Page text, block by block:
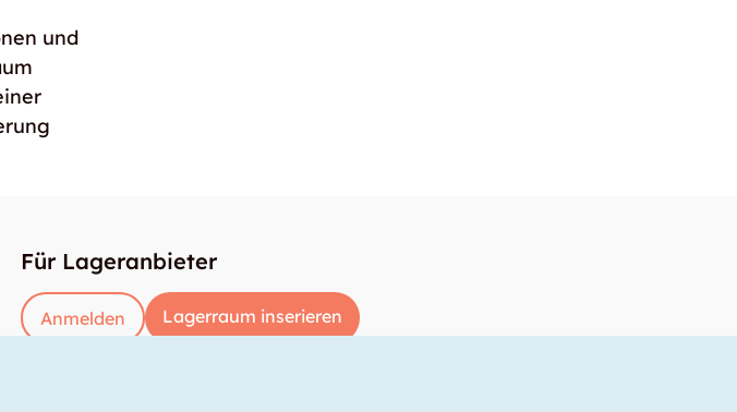
und
Für Lageranbieter
Anmelden Lagerraum inserieren